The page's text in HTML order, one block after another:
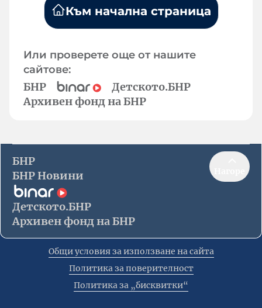
Към начална страница
Или проверете още от нашите
сайтове:
БНР
Детското.БНР
Архивен фонд на БНР
БНР
БНР Новини
Детското.БНР
Архивен фонд на БНР
Общи условия за използване на сайта
Политика за поверителност
Политика за „бисквитки“